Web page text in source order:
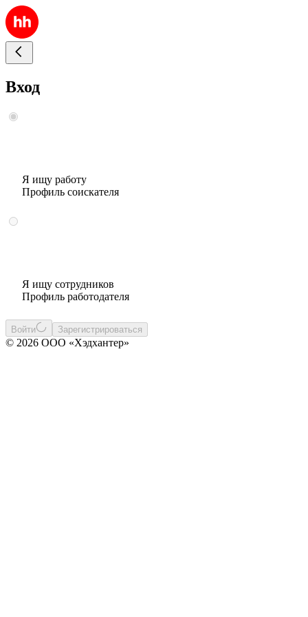
Вход
Я ищу работу
Профиль соискателя
Я ищу сотрудников
Профиль работодателя
Войти Зарегистрироваться
© 2026 ООО «Хэдхантер»